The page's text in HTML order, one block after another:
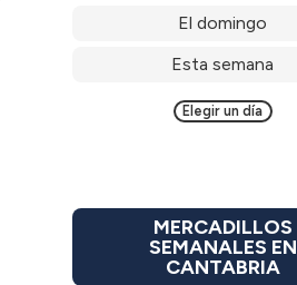
El domingo
Esta semana
Elegir un día
MERCADILLOS
SEMANALES EN
CANTABRIA